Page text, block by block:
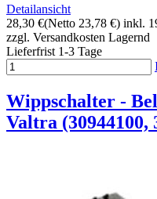
Detailansicht
28,30 €(Netto 23,78 €) inkl.
zzgl. Versandkosten Lagernd
Lieferfrist 1-3 Tage
Wippschalter -
Valtra (30944100,